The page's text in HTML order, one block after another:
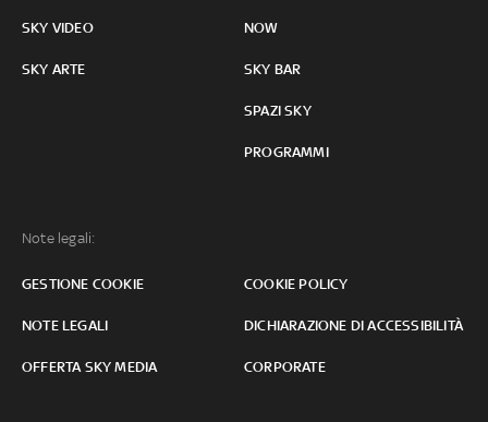
SKY VIDEO
SKY ARTE
NOW
SKY BAR
SPAZI SKY
PROGRAMMI
Note legali:
GESTIONE COOKIE COOKIE POLICY
NOTE LEGALI DICHIARAZIONE DI ACCESSIBILITÀ
OFFERTA SKY MEDIA CORPORATE